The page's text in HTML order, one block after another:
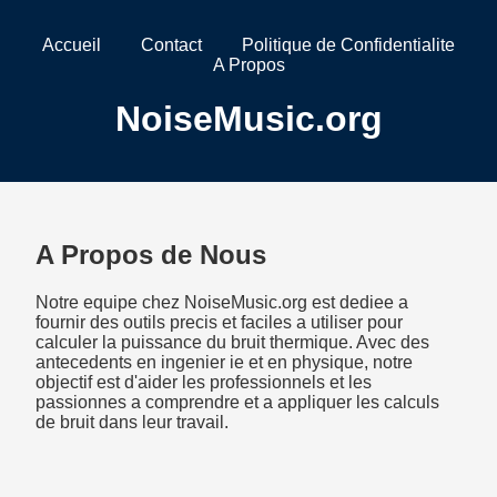
Accueil Contact
Politique de Confidentialite
A Propos
NoiseMusic.org
A Propos de Nous
Notre equipe chez NoiseMusic.org est dediee a
fournir des outils precis et faciles a utiliser pour
calculer la puissance du bruit thermique. Avec des
antecedents en ingenier ie et en physique, notre
objectif est d'aider les professionnels et les
passionnes a comprendre et a appliquer les calculs
de bruit dans leur travail.